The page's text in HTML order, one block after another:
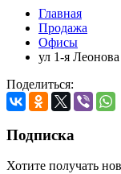
Главная
Продажа
Офисы
ул 1-я Леонова
Поделиться:
Подписка
Хотите получать